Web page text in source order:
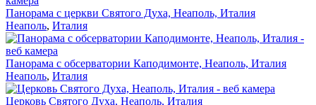
Панорама с церкви Святого Духа, Неаполь, Италия
Неаполь, Италия
Панорама с обсерватории Каподимонте, Неаполь, Италия
Неаполь, Италия
Церковь Святого Духа, Неаполь, Италия